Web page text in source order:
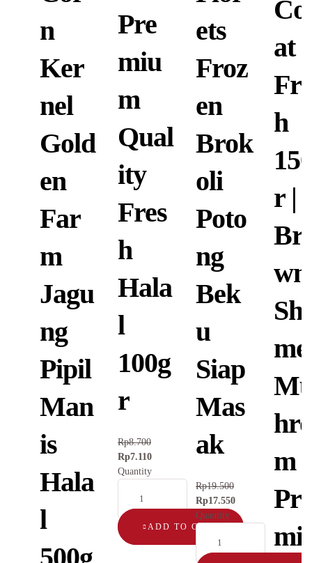
n
Ker
nel
Gold
en
Far
m
Jagu
ng
Pipil
Man
is
Hala
l
Pre
miu
m
Qual
ity
Fres
h
Hala
l
100g
r
Rp8.700
Rp7.110
Quantity
ADD TO CART
ets
Froz
en
Brok
oli
Poto
ng
Bek
u
Siap
Mas
ak
Rp19.500
Rp17.550
Quantity
at
h
r |
wn
Shi
m
Pre